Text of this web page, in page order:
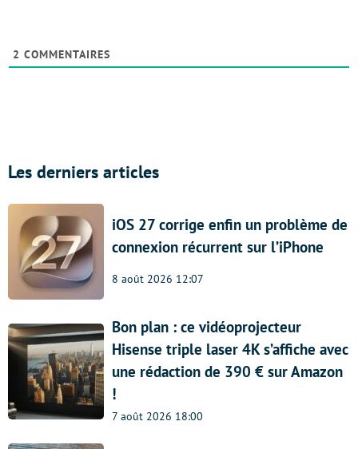
2 COMMENTAIRES
Les derniers articles
iOS 27 corrige enfin un problème de
connexion récurrent sur l’iPhone
8 août 2026 12:07
Bon plan : ce vidéoprojecteur
Hisense triple laser 4K s’affiche avec
une rédaction de 390 € sur Amazon
!
7 août 2026 18:00